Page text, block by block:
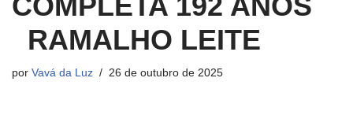
RAMALHO LEITE
por Vavá da Luz 26 de outubro de 2025